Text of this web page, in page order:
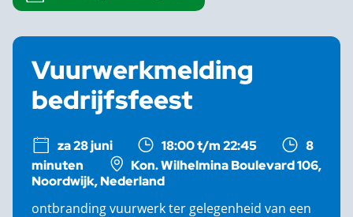
Vuurwerkmelding
bedrijfsfeest
za 28 juni 18:00 t/m 22:45
8
minuten
Kon. Wilhelmina Boulevard 106,
Noordwijk, Nederland
ontbranding vuurwerk ter gelegenheid van een